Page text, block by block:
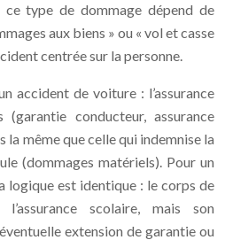
type de dommage dépend de
aux biens » ou « vol et casse
centrée sur la personne.
accident de voiture : l’assurance
conducteur, assurance
la même que celle qui indemnise la
(dommages matériels). Pour un
logique est identique : le corps de
scolaire, mais son
extension de garantie ou